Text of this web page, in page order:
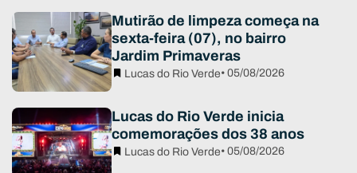
Mutirão de limpeza começa na
sexta-feira (07), no bairro
Jardim Primaveras
Lucas do Rio Verde• 05/08/2026
Lucas do Rio Verde inicia
comemorações dos 38 anos
Lucas do Rio Verde• 05/08/2026